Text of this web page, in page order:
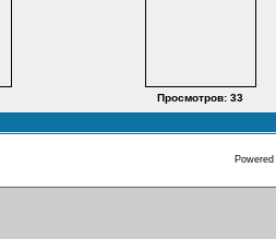
Просмотров: 33